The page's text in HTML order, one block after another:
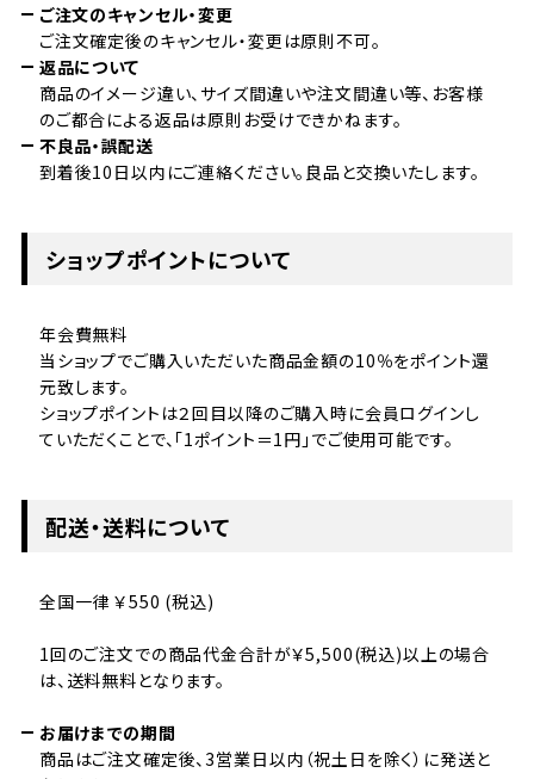
ご注文のキャンセル・変更
ご注文確定後のキャンセル・変更は原則不可。
返品について
商品のイメージ違い、サイズ間違いや注文間違い等、お客様
のご都合による返品は原則お受けできかねます。
不良品・誤配送
到着後10日以内にご連絡ください。良品と交換いたします。
ショップポイントについて
年会費無料
当ショップでご購入いただいた商品金額の10％をポイント還
元致します。
ショップポイントは２回目以降のご購入時に会員ログインし
ていただくことで、「1ポイント＝1円」でご使用可能です。
配送・送料について
全国一律 ￥550 (税込)
1回のご注文での商品代金合計が￥5,500(税込)以上の場合
は、送料無料となります。
お届けまでの期間
商品はご注文確定後、3営業日以内（祝土日を除く）に発送と